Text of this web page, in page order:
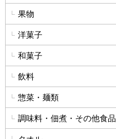
果物
洋菓子
和菓子
飲料
惣菜・麺類
調味料・佃煮・その他食品